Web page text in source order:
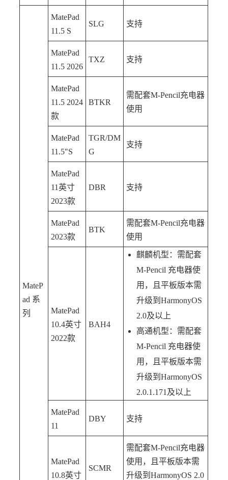
MateP
ad 系
列
MatePad
11.5 S
SLG 支持
MatePad
11.5 2026
TXZ 支持
MatePad
11.5 2024
款
BTKR
需配套M-Pencil充电器
使用
MatePad
11.5"S
TGR/DM
G
支持
MatePad
11英寸
2023款
DBR 支持
MatePad
2023款
BTK
需配套M-Pencil充电器
使用
MatePad
10.4英寸
2022款
BAH4
麒麟机型：需配套
M-Pencil 充电器使
用，且平板版本需
升级到HarmonyOS
2.0及以上
高通机型：需配套
M-Pencil 充电器使
用，且平板版本需
升级到HarmonyOS
2.0.1.171及以上
MatePad
11
DBY 支持
MatePad
10.8英寸
SCMR
需配套M-Pencil充电器
使用，且平板版本需
升级到HarmonyOS 2.0